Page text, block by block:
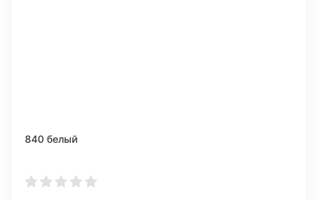
840 белый